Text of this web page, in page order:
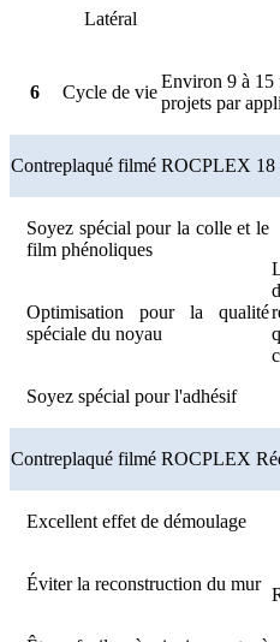
Latéral
6 Cycle de vie
Environ 9 à 15
projets par
Contreplaqué filmé ROCPLEX 18
Soyez spécial pour la colle et le
film phénoliques
Optimisation pour la qualité
spéciale du noyau
Soyez spécial pour l'adhésif
Contreplaqué filmé ROCPLEX
Excellent effet de démoulage
Éviter la reconstruction du mur